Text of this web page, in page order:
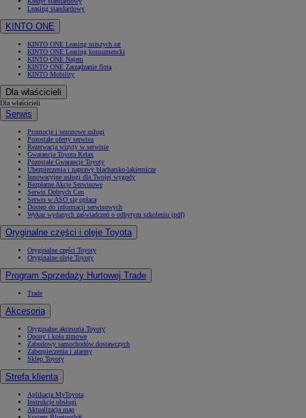
Leasing standardowy
KINTO ONE
KINTO ONE Leasing niższych rat
KINTO ONE Leasing konsumencki
KINTO ONE Najem
KINTO ONE Zarządzanie flotą
KINTO Mobility
Dla właścicieli
Dla właścicieli
Serwis
Promocje i sezonowe usługi
Pozostałe oferty serwisu
Rezerwacja wizyty w serwisie
Gwarancja Toyota Relax
Pozostałe Gwarancje Toyoty
Ubezpieczenia i naprawy blacharsko-lakiernicze
Innowacyjne usługi dla Twojej wygody
Bezpłatne Akcje Serwisowe
Serwis Dobrych Cen
Serwis w ASO się opłaca
Dostęp do informacji serwisowych
Wykaz wydanych zaświadczeń o odbytym szkoleniu (pdf)
Oryginalne części i oleje Toyota
Oryginalne części Toyoty
Oryginalne oleje Toyoty
Program Sprzedaży Hurtowej Trade
Trade
Akcesoria
Oryginalne akcesoria Toyoty
Opony i koła zimowe
Zabudowy samochodów dostawczych
Zabezpieczenia i alarmy
Sklep Toyoty
Strefa klienta
Aplikacja MyToyota
Instrukcje obsługi
Aktualizacja map